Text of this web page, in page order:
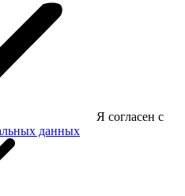
Я согласен с
данных